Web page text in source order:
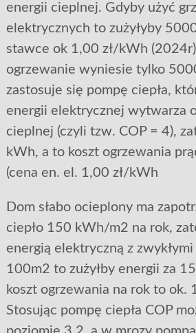
energii cieplnej. Gdyby użyć
elektrycznych to zużyłyby
stawce ok 1,00 zł/kWh
ogrzewanie wyniesie tylko
zastosuje się pompę ciepła,
energii elektrycznej wytwarza
cieplnej (czyli tzw. COP = 4),
kWh, a to koszt ogrzewania
(cena en. el. 1,00 zł/kWh
Dom słabo ocieplony ma
ciepło 150 kWh/m2 na rok,
energią elektryczną z
100m2 to zużyłby energii za
koszt ogrzewania na rok to ok.
Stosując pompę ciepła COP